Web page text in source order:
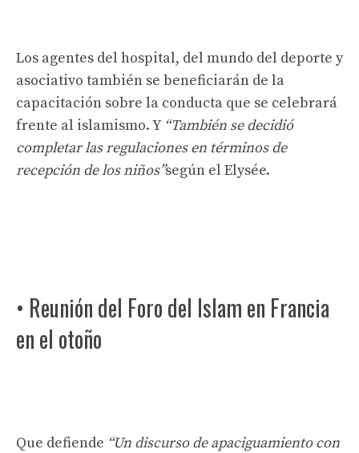
Los agentes del hospital, del mundo del deporte y
asociativo también se beneficiarán de la
capacitación sobre la conducta que se celebrará
frente al islamismo. Y “También se decidió
completar las regulaciones en términos de
recepción de los niños”según el Elysée.
• Reunión del Foro del Islam en Francia
en el otoño
Que defiende “Un discurso de apaciguamiento con